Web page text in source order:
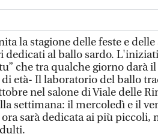
la stagione delle feste e
dedicati al ballo sardo.
che tra qualche giorno darà
di età- Il laboratorio del ballo
nel salone di Viale delle
settimana: il mercoledì e il
sarà dedicata ai più piccoli,